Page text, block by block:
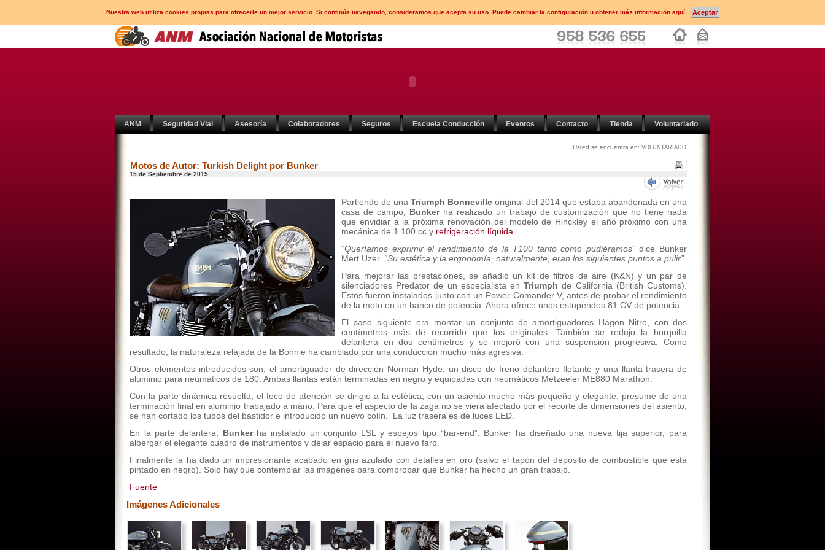
Nuestra web utiliza cookies propias para ofrecerle un mejor servicio. Si continúa navegando, consideramos que acepta su uso. Puede cambiar la configuración u obtener más información aquí.
ANM Seguridad Vial Asesoría Colaboradores Seguros Escuela Conducción Eventos Contacto Tienda Voluntariado
Usted se encuentra en: VOLUNTARIADO
Motos de Autor: Turkish Delight por Bunker
15 de Septiembre de 2015
Partiendo de unaTriumph Bonneville original del 2014 que estaba abandonada en una
casa de campo, Bunkerha realizado un trabajo de customización que no tiene nada
que envidiar a la próxima renovación del modelo de Hinckley el año próximo con una
mecánica de 1.100 cc y refrigeración líquida
“Queríamos exprimir el rendimiento de la T100 tanto como pudiéramos”dice Bunker
Mert Uzer. “Su estética y la ergonomía, naturalmente, eran los siguientes puntos a pulir”.
Para mejorar las prestaciones, se añadió un kit de filtros de aire (K&N) y un par de
silenciadores Predator de un especialista enTriumph de California (British Customs).
Estos fueron instalados junto con un Power Comander V, antes de probar el rendimiento
de la moto en un banco de potencia. Ahora ofrece unos estupendos 81 CV de potencia.
El paso siguiente era montar un conjunto de amortiguadores Hagon Nitro, con dos
centímetros más de recorrido que los originales. También se redujo la horquilla
delantera en dos centímetros y se mejoró con una suspensión progresiva. Como
resultado, la naturaleza relajada de la Bonnie ha cambiado por una conducción mucho más agresiva.
Otros elementos introducidos son, el amortiguador de dirección Norman Hyde, un disco de freno delantero flotante y una llanta trasera de
aluminio para neumáticos de 180. Ambas llantas están terminadas en negro y equipadas con neumáticos Metzeeler ME880 Marathon.
Con la parte dinámica resuelta, el foco de atención se dirigió a la estética, con un asiento mucho más pequeño y elegante, presume de una
terminación final en aluminio trabajado a mano. Para que el aspecto de la zaga no se viera afectado por el recorte de dimensiones del asiento,
se han cortado los tubos del bastidor e introducido un nuevo colín. La luz trasera es de luces LED.
En la parte delantera,
Bunkerha instalado un conjunto LSL y espejos tipo “bar-end”. Bunker ha diseñado una nueva tija superior, para
albergar el elegante cuadro de instrumentos y dejar espacio para el nuevo faro.
Finalmente la ha dado un impresionante acabado en gris azulado con detalles en oro (salvo el tapón del depósito de combustible que está
pintado en negro). Solo hay que contemplar las imágenes para comprobar que Bunker ha hecho un gran trabajo.
Fuente
Imágenes Adicionales